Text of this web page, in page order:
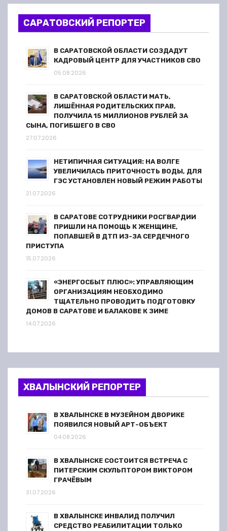
САРАТОВСКИЙ РЕПОРТЕР
В САРАТОВСКОЙ ОБЛАСТИ СОЗДАДУТ
КАДРОВЫЙ ЦЕНТР ДЛЯ УЧАСТНИКОВ СВО
05.08.2026
В САРАТОВСКОЙ ОБЛАСТИ МАТЬ,
ЛИШЁННАЯ РОДИТЕЛЬСКИХ ПРАВ,
ПОЛУЧИЛА 15 МИЛЛИОНОВ РУБЛЕЙ ЗА
СЫНА, ПОГИБШЕГО В СВО
27.07.2026
НЕТИПИЧНАЯ СИТУАЦИЯ: НА ВОЛГЕ
УВЕЛИЧИЛАСЬ ПРИТОЧНОСТЬ ВОДЫ, ДЛЯ
ГЭС УСТАНОВЛЕН НОВЫЙ РЕЖИМ РАБОТЫ
21.07.2026
В САРАТОВЕ СОТРУДНИКИ РОСГВАРДИИ
ПРИШЛИ НА ПОМОЩЬ К ЖЕНЩИНЕ,
ПОПАВШЕЙ В ДТП ИЗ-ЗА СЕРДЕЧНОГО
ПРИСТУПА
15.07.2026
«ЭНЕРГОСБЫТ ПЛЮС»: УПРАВЛЯЮЩИМ
ОРГАНИЗАЦИЯМ НЕОБХОДИМО
ТЩАТЕЛЬНО ПРОВОДИТЬ ПОДГОТОВКУ
ДОМОВ В САРАТОВЕ И БАЛАКОВЕ К ЗИМЕ
14.07.2026
ХВАЛЫНСКИЙ РЕПОРТЕР
В ХВАЛЫНСКЕ В МУЗЕЙНОМ ДВОРИКЕ
ПОЯВИЛСЯ НОВЫЙ АРТ-ОБЪЕКТ
04.08.2026
В ХВАЛЫНСКЕ СОСТОИТСЯ ВСТРЕЧА С
ПИТЕРСКИМ СКУЛЬПТОРОМ ВИКТОРОМ
ГРАЧЁВЫМ
31.07.2026
В ХВАЛЫНСКЕ ИНВАЛИД ПОЛУЧИЛ
СРЕДСТВО РЕАБИЛИТАЦИИ ТОЛЬКО